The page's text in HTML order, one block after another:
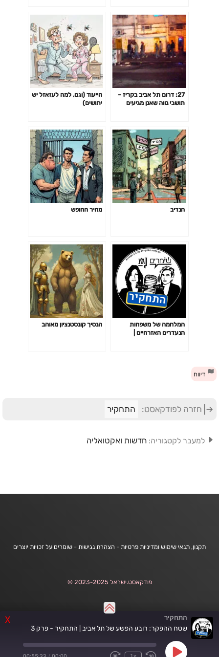
X התחקיר
שטח ההפקר: רובע הפשע של תל אביב | התחקיר - פרק 3
Play
27: דרום תל אביב בקריז –
תושבי נווה שאנן מגיעים
הייעוד (וגם, למה לעזאזל יש
יתושים)
הנדיב מחיר החופש
המלחמה של משפחות
הנעדרים האזרחיים |
הנסיך קונסטנציון מאוהב
דיווח
חזרה לפודקאסט: התחקיר
למעבר לקטגוריה: חדשות ואקטואליה
תקנון, תנאי שימוש ומדיניות פרטיות - הצהרת נגישות - שומרים על זכויות יוצרים
פודקאסט.ישראל 2023-2025 ©